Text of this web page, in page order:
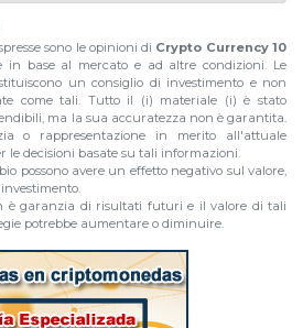
sono le opinioni di Crypto Currency 10
in base al mercato e ad altre condizioni. Le
un consiglio di investimento e non
come tali. Tutto il (i) materiale (i) è stato
ma la sua accuratezza non è garantita.
o rappresentazione in merito all'attuale
le decisioni basate su tali informazioni.
possono avere un effetto negativo sul valore,
è garanzia di risultati futuri e il valore di tali
potrebbe aumentare o diminuire.